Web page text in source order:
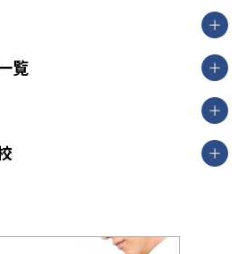
茨城県
長野県
京都府 奈良県
和歌山県
覧
もの受験を成功させる方法